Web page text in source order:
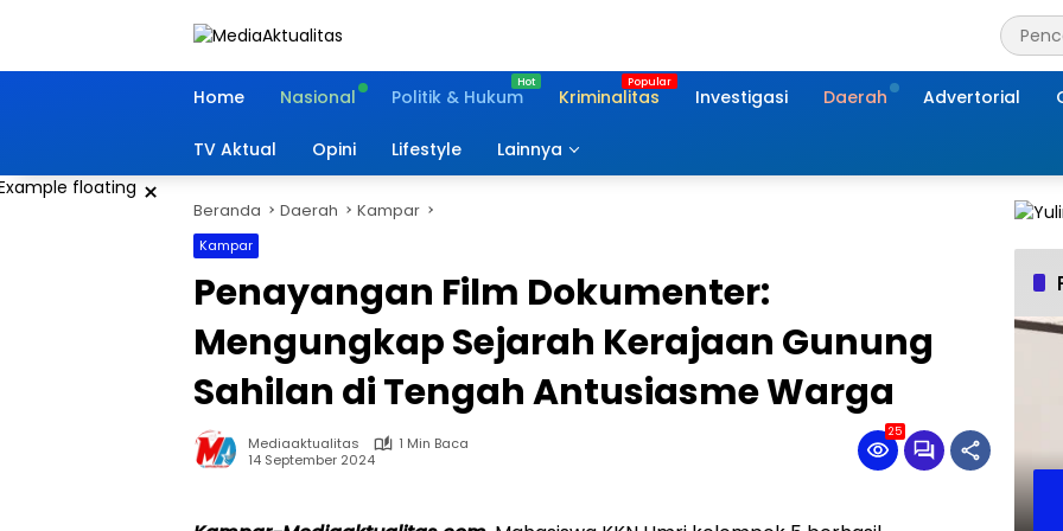
Home
Nasional Politik & Hukum Kriminalitas Investigasi Daerah Advertorial
TV Aktual Opini Lifestyle Lainnya
× Beranda Daerah Kampar
Kampar
Penayangan Film Dokumenter:
Mengungkap Sejarah Kerajaan Gunung
Sahilan di Tengah Antusiasme Warga
Mediaaktualitas
1 Min Baca
14 September 2024
25